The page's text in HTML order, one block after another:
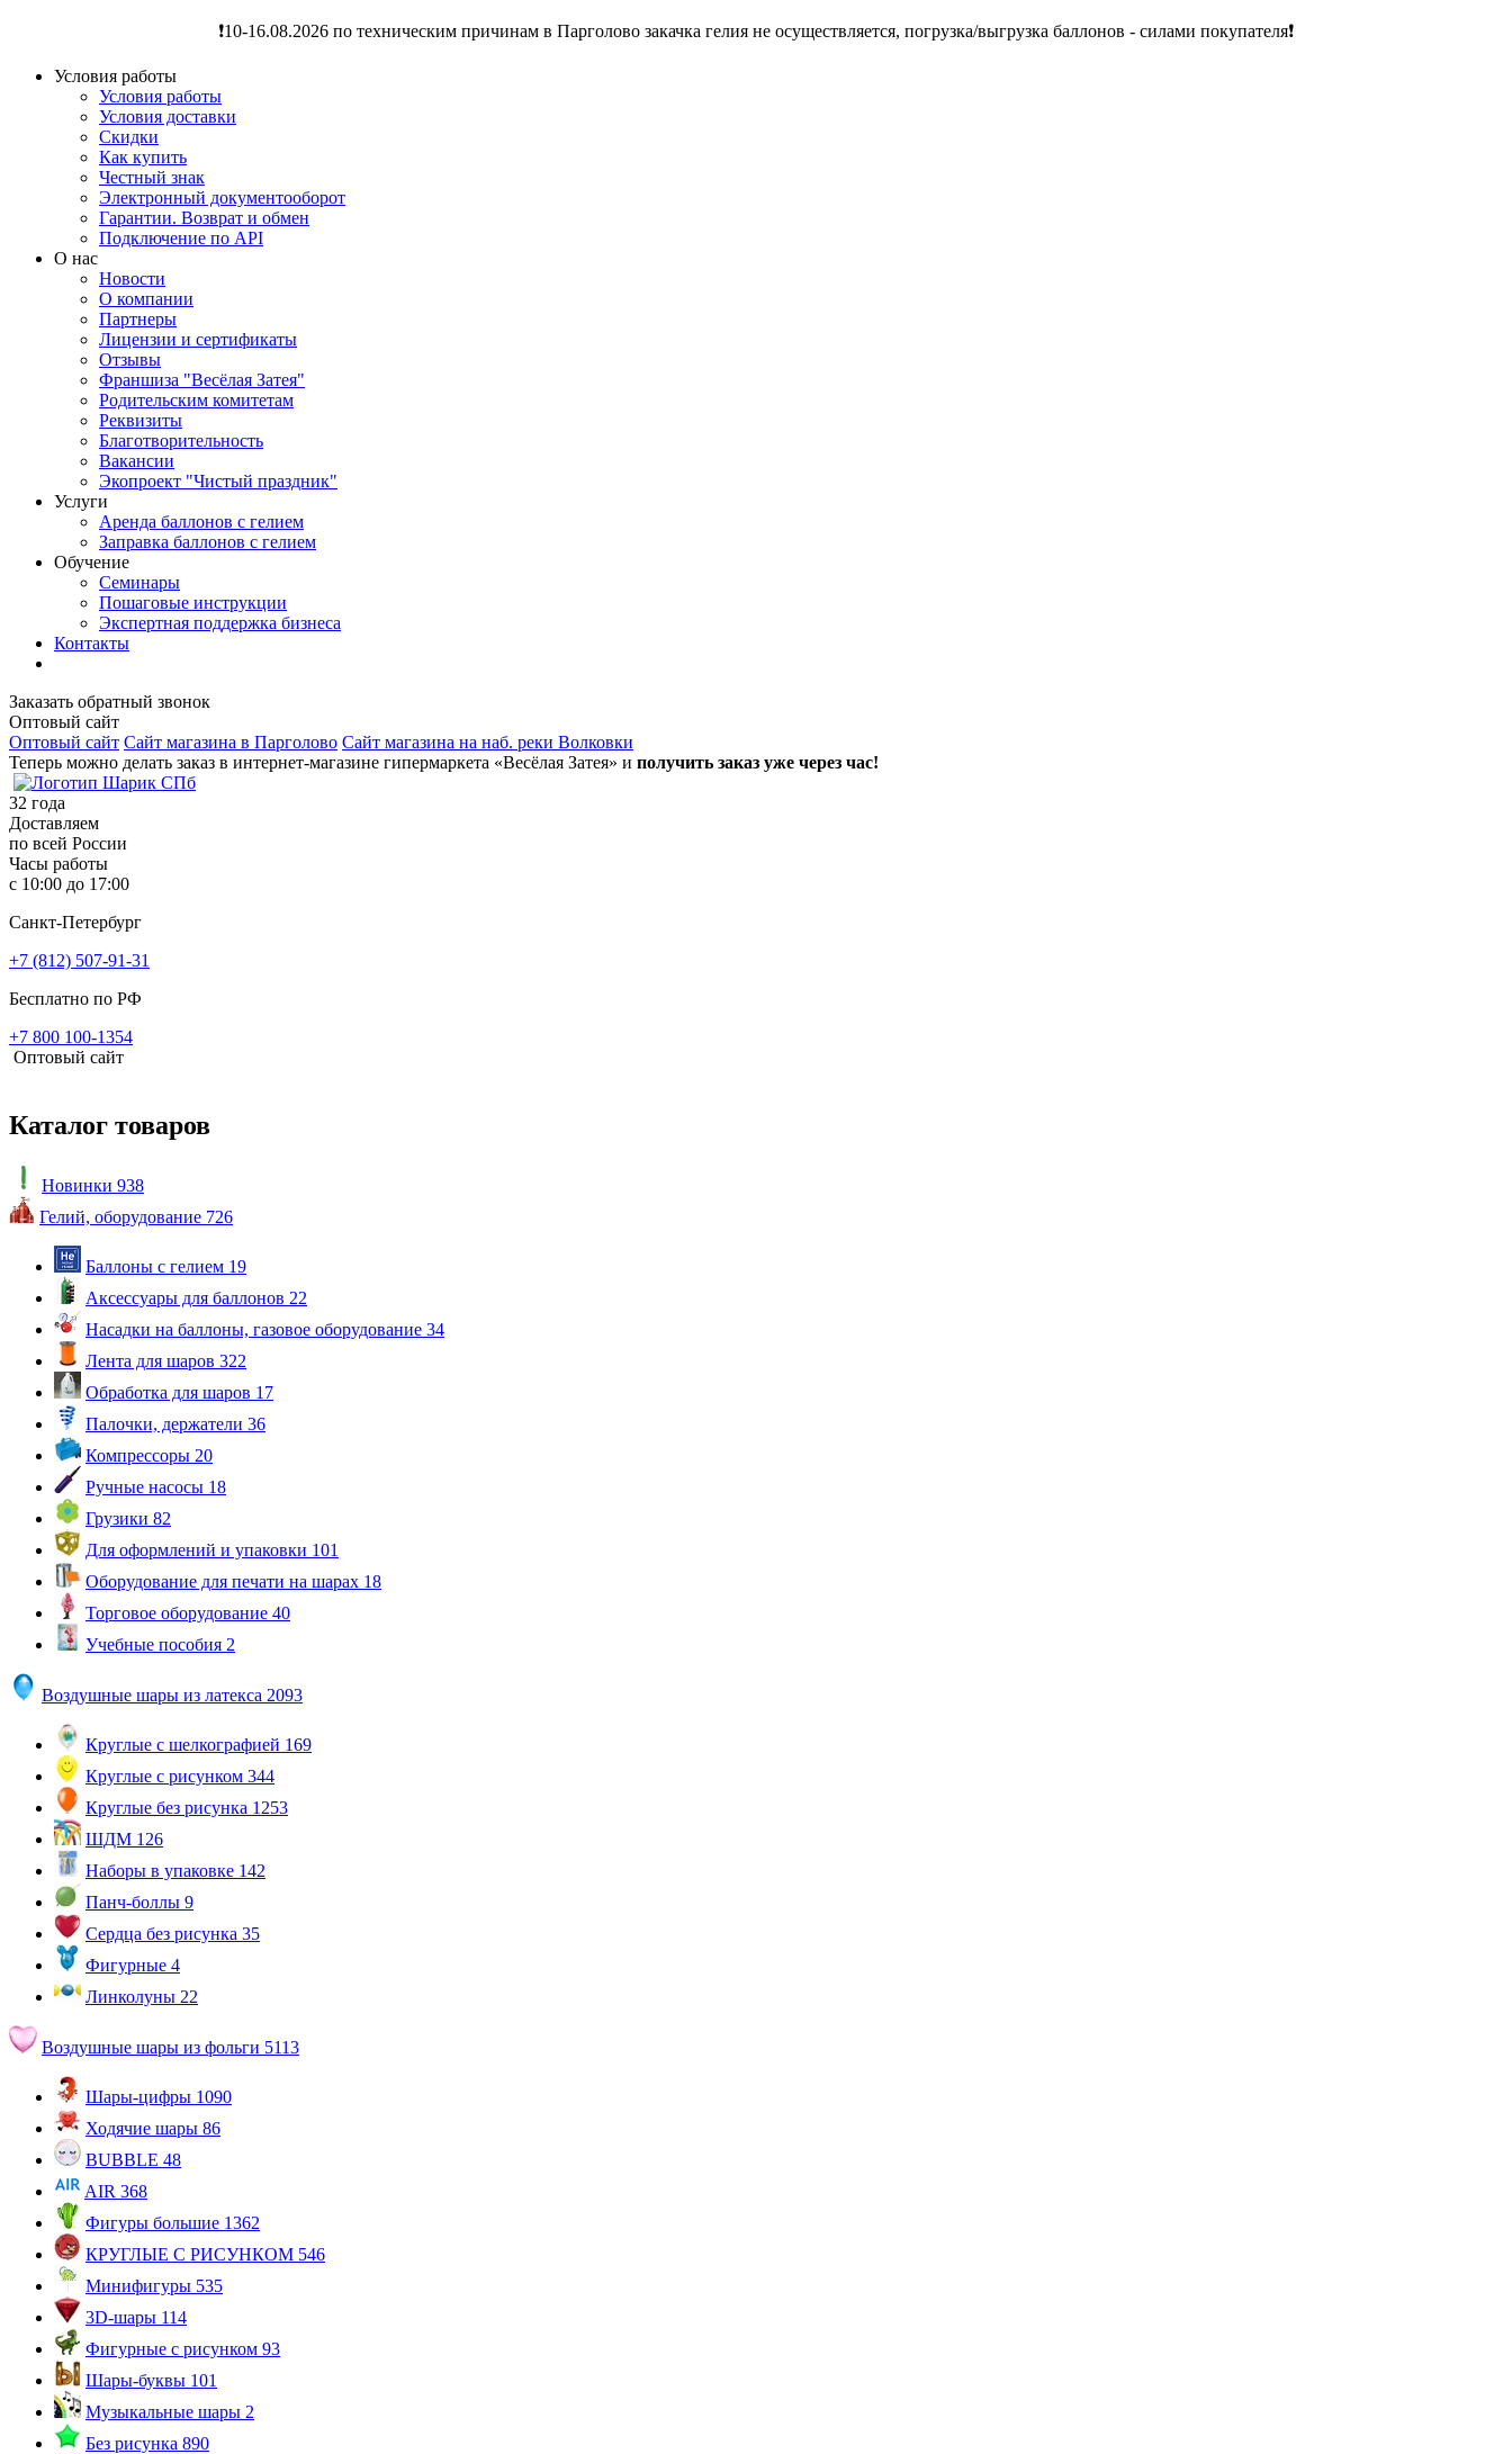
❗️10-16.08.2026 по техническим причинам в Парголово закачка гелия не осуществляется, погрузка/выгрузка баллонов - силами покупателя❗️
Условия работы
Условия работы
Условия доставки
Скидки
Как купить
Честный знак
Электронный документооборот
Гарантии. Возврат и обмен
Подключение по API
О нас
Новости
О компании
Партнеры
Лицензии и сертификаты
Отзывы
Франшиза "Весёлая Затея"
Родительским комитетам
Реквизиты
Благотворительность
Вакансии
Экопроект "Чистый праздник"
Услуги
Аренда баллонов с гелием
Заправка баллонов с гелием
Обучение
Семинары
Пошаговые инструкции
Экспертная поддержка бизнеса
Контакты
Заказать обратный звонок
Оптовый сайт
Оптовый сайт Сайт магазина в Парголово Сайт магазина на наб. реки Волковки
Теперь можно делать заказ в интернет-магазине гипермаркета «Весёлая Затея» и получить заказ уже через час!
32 года
Доставляем
по всей России
Часы работы
с 10:00 до 17:00
Санкт-Петербург
+7 (812) 507-91-31
Бесплатно по РФ
+7 800 100-1354
Оптовый сайт
Каталог товаров
Новинки 938
Гелий, оборудование 726
Баллоны с гелием 19
Аксессуары для баллонов 22
Насадки на баллоны, газовое оборудование 34
Лента для шаров 322
Обработка для шаров 17
Палочки, держатели 36
Компрессоры 20
Ручные насосы 18
Грузики 82
Для оформлений и упаковки 101
Оборудование для печати на шарах 18
Торговое оборудование 40
Учебные пособия 2
Воздушные шары из латекса 2093
Круглые с шелкографией 169
Круглые с рисунком 344
Круглые без рисунка 1253
ШДМ 126
Наборы в упаковке 142
Панч-боллы 9
Сердца без рисунка 35
Фигурные 4
Линколуны 22
Воздушные шары из фольги 5113
Шары-цифры 1090
Ходячие шары 86
BUBBLE 48
AIR 368
Фигуры большие 1362
КРУГЛЫЕ С РИСУНКОМ 546
Минифигуры 535
3D-шары 114
Фигурные с рисунком 93
Шары-буквы 101
Музыкальные шары 2
Без рисунка 890